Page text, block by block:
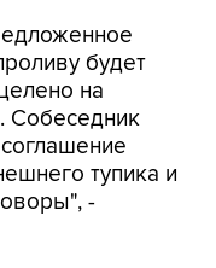
будет
на
Собеседник
тупика и
-